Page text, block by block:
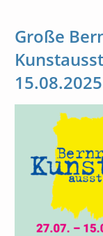
Große
15.08.2025